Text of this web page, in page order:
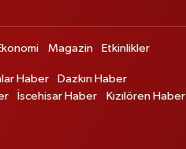
Magazin Etkinlikler
Haber
Dazkırı Haber
İscehisar Haber
Kızılören Haber